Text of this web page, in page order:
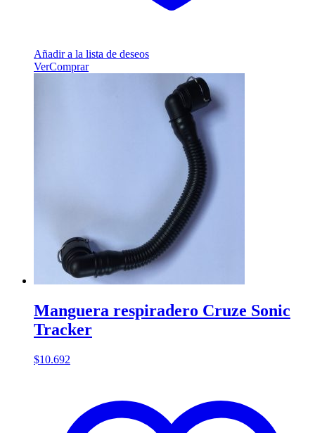
Añadir a la lista de deseos
VerComprar
Manguera respiradero Cruze Sonic
Tracker
$10.692